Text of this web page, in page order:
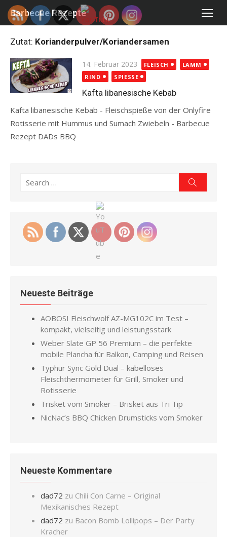
Skip
Barbecue Rezepte
Zutat: Korianderpulver/Koriandersamen
Posted
on
14. Februar 2023 FLEISCH
LAMM
RIND
SPIESSE
Kafta libanesische Kebab
Kafta libanesische Kebab - Fleischspieße von der Onlyfire
Rotisserie mit Hummus und Sumach Zwiebeln - Barbecue
Rezept DADs BBQ
Search
Neueste Beiträge
AOBOSI Fleischwolf AZ-MG102C im Test –
kompakt, vielseitig und leistungsstark
Weber Slate GP 56 Premium – die perfekte
mobile Plancha für Balkon, Camping und Reisen
Typhur Sync Gold Dual – kabelloses
Fleischthermometer für Grill, Smoker und
Rotisserie
Trisket vom Smoker – Brisket aus Tri Tip
NicNac’s BBQ Chicken Drumsticks vom Smoker
Neueste Kommentare
dad72 zu Chili Con Carne – Original
Mexikanisches Rezept
dad72 zu Bacon Bomb Lollipops – Der Party
Kracher